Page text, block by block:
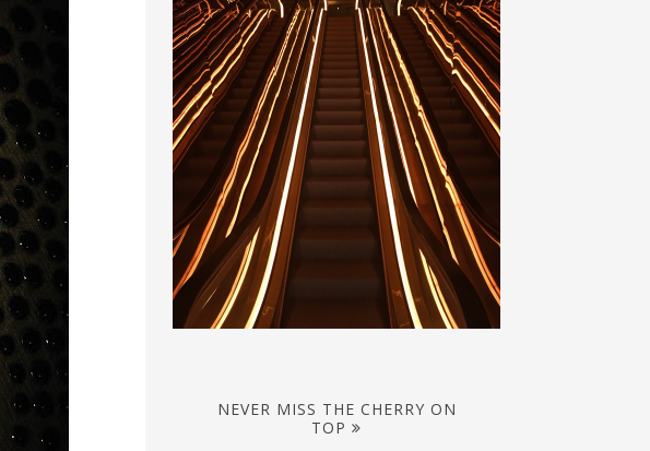
NEVER MISS THE CHERRY ON
TOP